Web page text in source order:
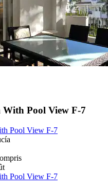
With Pool View F-7
Pool View F-7
Pool View F-7